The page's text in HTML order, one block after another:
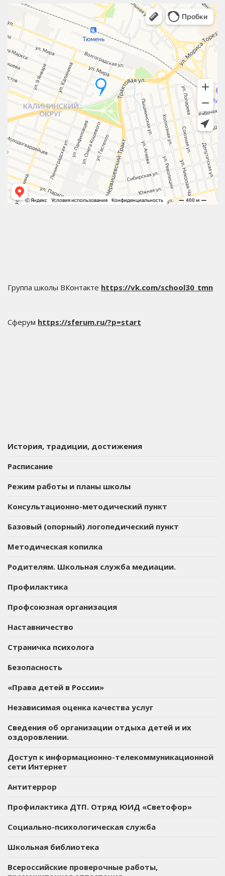
Группа школы ВКонтакте https://vk.com/school30_tmn
Сферум https://sferum.ru/?p=start
История, традиции, достижения
Расписание
Режим работы и планы школы
Консультационно-методический пункт
Базовый (опорный) логопедический пункт
Методическая копилка
Родителям. Школьная служба медиации.
Профилактика
Профсоюзная организация
Наставничество
Страничка психолога
Безопасность
«Права детей в России»
Независимая оценка качества услуг
Сведения об организации отдыха детей и их
оздоровлении.
Доступ к информационно-телекоммуникационной
сети Интернет
Антитеррор
Профилактика ДТП. Отряд ЮИД «Светофор»
Социально-психологическая служба
Школьная библиотека
Всероссийские проверочные работы,